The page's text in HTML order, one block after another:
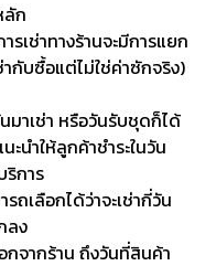
ลัก
รเช่าทางร้านจะมีการแยก
ากับซื้อแต่ไม่ใช่ค่าซักจริง)
มาเช่า หรือวันรับชุดก็ได้
ะนำให้ลูกค้าชำระในวัน
การ
ถเลือกได้ว่าจะเช่ากี่วัน
ลง
จากร้าน ถึงวันที่สินค้า